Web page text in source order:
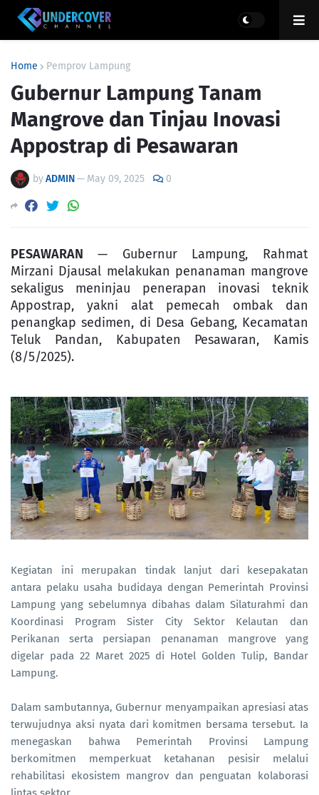
Home Pemprov Lampung
Gubernur Lampung Tanam
Mangrove dan Tinjau Inovasi
Appostrap di Pesawaran
byADMIN— May 09, 2025 0
PESAWARAN — Gubernur Lampung, Rahmat
Mirzani Djausal melakukan penanaman mangrove
sekaligus meninjau penerapan inovasi teknik
Appostrap, yakni alat pemecah ombak dan
penangkap sedimen, di Desa Gebang, Kecamatan
Teluk Pandan, Kabupaten Pesawaran, Kamis
(8/5/2025).
Kegiatan ini merupakan tindak lanjut dari kesepakatan
antara pelaku usaha budidaya dengan Pemerintah Provinsi
Lampung yang sebelumnya dibahas dalam Silaturahmi dan
Koordinasi Program Sister City Sektor Kelautan dan
Perikanan serta persiapan penanaman mangrove yang
digelar pada 22 Maret 2025 di Hotel Golden Tulip, Bandar
Lampung.
Dalam sambutannya, Gubernur menyampaikan apresiasi atas
terwujudnya aksi nyata dari komitmen bersama tersebut. Ia
menegaskan bahwa Pemerintah Provinsi Lampung
berkomitmen memperkuat ketahanan pesisir melalui
rehabilitasi ekosistem mangrov dan penguatan kolaborasi